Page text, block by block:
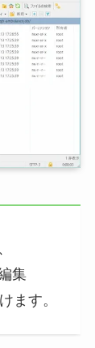
集
ます。